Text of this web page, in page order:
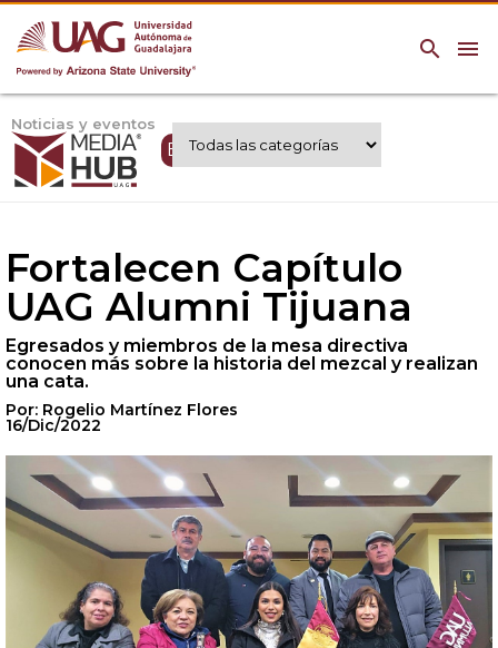
menu
search
Noticias y eventos
Expertos UAG
Fortalecen Capítulo
UAG Alumni Tijuana
Egresados y miembros de la mesa directiva
conocen más sobre la historia del mezcal y realizan
una cata.
Por: Rogelio Martínez Flores
16/Dic/2022